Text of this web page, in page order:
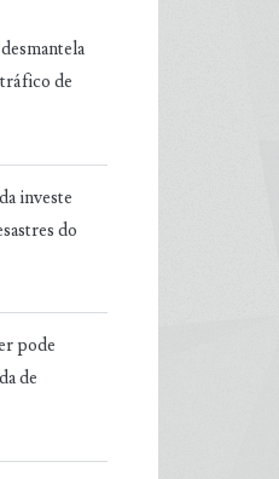
de
investe
do
pode
de